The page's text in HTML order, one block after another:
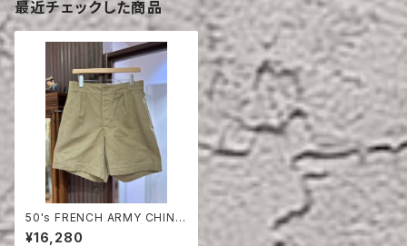
最近チェックした商品
50's FRENCH ARMY CHINO
SHORTS
¥16,280